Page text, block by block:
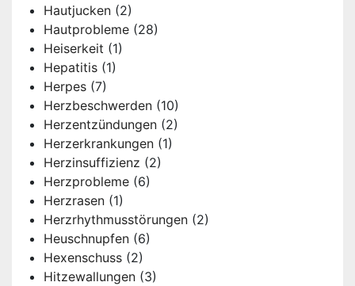
Hautjucken (2)
Hautprobleme (28)
Heiserkeit (1)
Hepatitis (1)
Herpes (7)
Herzbeschwerden (10)
Herzentzündungen (2)
Herzerkrankungen (1)
Herzinsuffizienz (2)
Herzprobleme (6)
Herzrasen (1)
Herzrhythmusstörungen (2)
Heuschnupfen (6)
Hexenschuss (2)
Hitzewallungen (3)